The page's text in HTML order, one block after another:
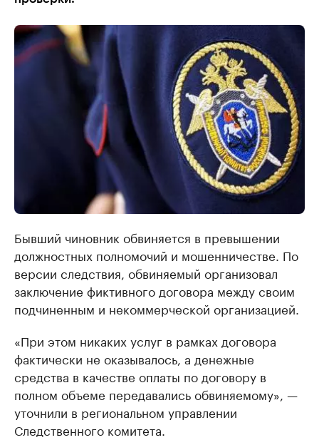
Бывший чиновник обвиняется в превышении
должностных полномочий и мошенничестве. По
версии следствия, обвиняемый организовал
заключение фиктивного договора между своим
подчиненным и некоммерческой организацией.
«При этом никаких услуг в рамках договора
фактически не оказывалось, а денежные
средства в качестве оплаты по договору в
полном объеме передавались обвиняемому», —
уточнили в региональном управлении
Следственного комитета.